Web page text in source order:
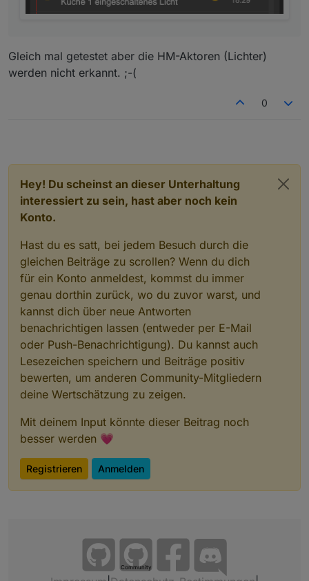
Gleich mal getestet aber die HM-Aktoren (Lichter)
werden nicht erkannt. ;-(
0
Hey! Du scheinst an dieser Unterhaltung
interessiert zu sein, hast aber noch kein
Konto.
Hast du es satt, bei jedem Besuch durch die
gleichen Beiträge zu scrollen? Wenn du dich
für ein Konto anmeldest, kommst du immer
genau dorthin zurück, wo du zuvor warst, und
kannst dich über neue Antworten
benachrichtigen lassen (entweder per E-Mail
oder Push-Benachrichtigung). Du kannst auch
Lesezeichen speichern und Beiträge positiv
bewerten, um anderen Community-Mitgliedern
deine Wertschätzung zu zeigen.
Mit deinem Input könnte dieser Beitrag noch
besser werden 💗
Registrieren Anmelden
Community